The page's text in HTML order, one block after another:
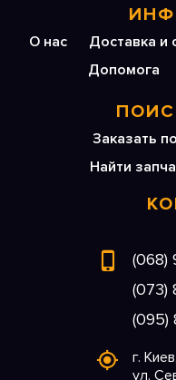
О нас Доставка и
Допомога
Заказать
Найти
(068)
(073)
(095)
г. Киев,
ул.